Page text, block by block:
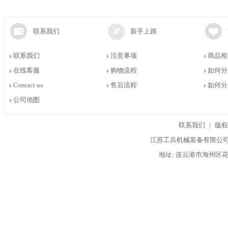
联系我们 新手上路
联系我们
在线客服
Contact us
公司地图
注意事项
购物流程
售后流程
商品
如何
如何
联系我们 |
版
江苏工兵机械装备有限公
地址: 连云港市海州区